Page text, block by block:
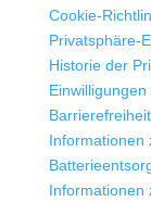
Cookie-
Privatsphäre-
Historie der
Informationen
Informationen